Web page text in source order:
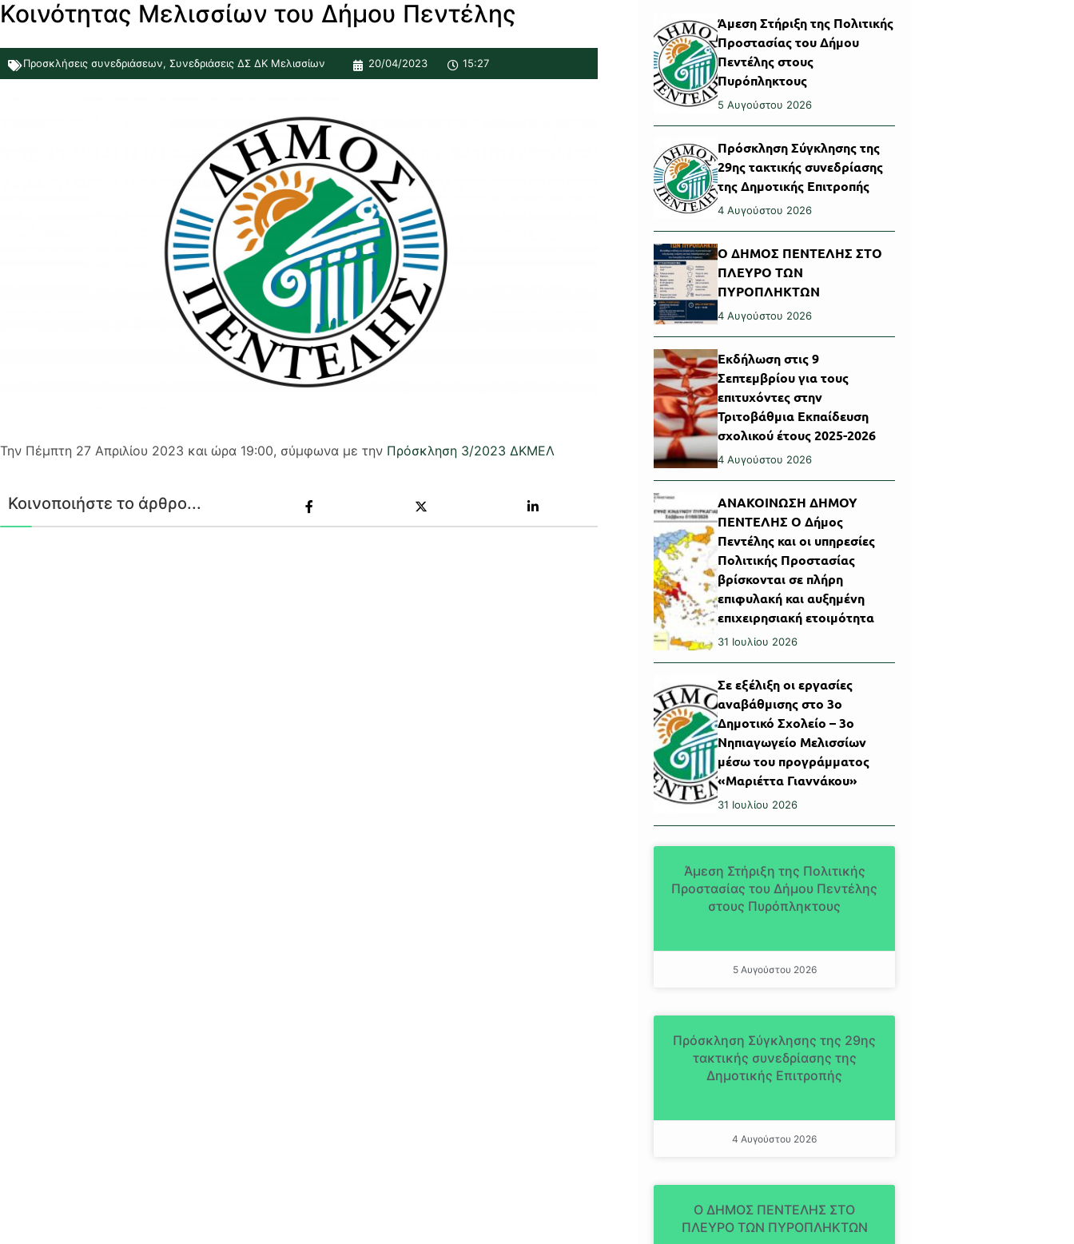
Κοινότητας Μελισσίων του Δήμου Πεντέλης
Προσκλήσεις συνεδριάσεων, Συνεδριάσεις ΔΣ ΔΚ Μελισσίων 20/04/2023 15:27
Την Πέμπτη 27 Απριλίου 2023 και ώρα 19:00, σύμφωνα με την Πρόσκληση 3/2023 ΔΚΜΕΛ
Κοινοποιήστε το άρθρο...
Άμεση Στήριξη της Πολιτικής
Προστασίας του Δήμου
Πεντέλης στους
Πυρόπληκτους
5 Αυγούστου 2026
Πρόσκληση Σύγκλησης της
29ης τακτικής συνεδρίασης
της Δημοτικής Επιτροπής
4 Αυγούστου 2026
Ο ΔΗΜΟΣ ΠΕΝΤΕΛΗΣ ΣΤΟ
ΠΛΕΥΡΟ ΤΩΝ
ΠΥΡΟΠΛΗΚΤΩΝ
4 Αυγούστου 2026
Εκδήλωση στις 9
Σεπτεμβρίου για τους
επιτυχόντες στην
Τριτοβάθμια Εκπαίδευση
σχολικού έτους 2025-2026
4 Αυγούστου 2026
ΑΝΑΚΟΙΝΩΣΗ ΔΗΜΟΥ
ΠΕΝΤΕΛΗΣ Ο Δήμος
Πεντέλης και οι υπηρεσίες
Πολιτικής Προστασίας
βρίσκονται σε πλήρη
επιφυλακή και αυξημένη
επιχειρησιακή ετοιμότητα
31 Ιουλίου 2026
Σε εξέλιξη οι εργασίες
αναβάθμισης στο 3ο
Δημοτικό Σχολείο – 3ο
Νηπιαγωγείο Μελισσίων
μέσω του προγράμματος
«Μαριέττα Γιαννάκου»
31 Ιουλίου 2026
Άμεση Στήριξη της Πολιτικής
Προστασίας του Δήμου Πεντέλης
στους Πυρόπληκτους
5 Αυγούστου 2026
Πρόσκληση Σύγκλησης της 29ης
τακτικής συνεδρίασης της
Δημοτικής Επιτροπής
4 Αυγούστου 2026
Ο ΔΗΜΟΣ ΠΕΝΤΕΛΗΣ ΣΤΟ
ΠΛΕΥΡΟ ΤΩΝ ΠΥΡΟΠΛΗΚΤΩΝ